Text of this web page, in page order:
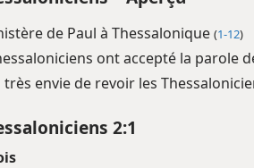
de Paul à Thessalonique (1-12)
ont accepté la parole
très envie de revoir les
2:1